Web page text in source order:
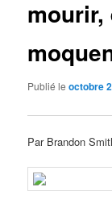
mourir,
Publié leoctobre
Par Brandon